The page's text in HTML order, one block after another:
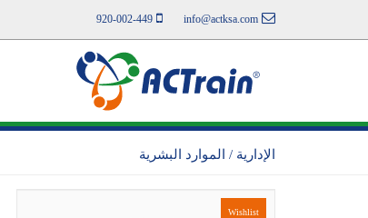
info@actksa.com
920-002-449
الإدارية / الموارد البشرية
Wishlist